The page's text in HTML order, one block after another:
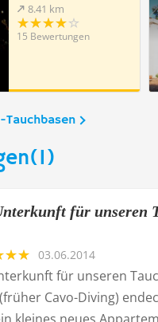
8.41 km
15 Bewertungen
Tauchbasen
für unseren
03.06.2014
für unseren
Cavo-Diving)